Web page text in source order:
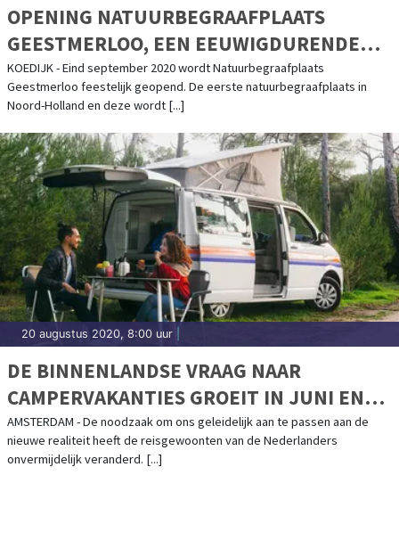
OPENING NATUURBEGRAAFPLAATS
GEESTMERLOO, EEN EEUWIGDURENDE
RUSTPLAATS IN DE NATUUR
KOEDIJK - Eind september 2020 wordt Natuurbegraafplaats
Geestmerloo feestelijk geopend. De eerste natuurbegraafplaats in
Noord-Holland en deze wordt [...]
20 augustus 2020, 8:00 uur
DE BINNENLANDSE VRAAG NAAR
CAMPERVAKANTIES GROEIT IN JUNI EN
JULI 900% IN VERGELIJKING MET VORIG
JAAR
AMSTERDAM - De noodzaak om ons geleidelijk aan te passen aan de
nieuwe realiteit heeft de reisgewoonten van de Nederlanders
onvermijdelijk veranderd. [...]